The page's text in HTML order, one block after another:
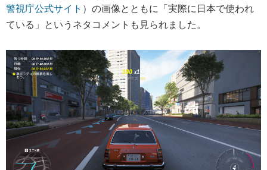
警視庁公式サイト ）の画像とともに「実際に日本で使われ
ている」というネタコメントも見られました。